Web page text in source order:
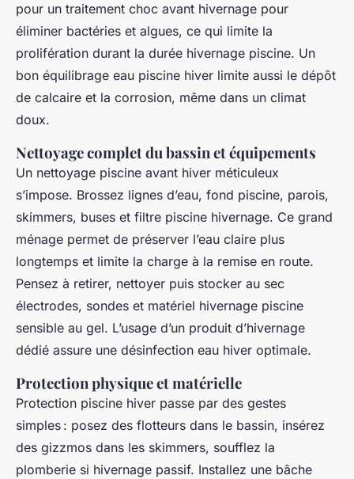
pour un traitement choc avant hivernage pour
éliminer bactéries et algues, ce qui limite la
prolifération durant la durée hivernage piscine. Un
bon équilibrage eau piscine hiver limite aussi le dépôt
de calcaire et la corrosion, même dans un climat
doux.
Nettoyage complet du bassin et équipements
Un nettoyage piscine avant hiver méticuleux
s’impose. Brossez lignes d’eau, fond piscine, parois,
skimmers, buses et filtre piscine hivernage. Ce grand
ménage permet de préserver l’eau claire plus
longtemps et limite la charge à la remise en route.
Pensez à retirer, nettoyer puis stocker au sec
électrodes, sondes et matériel hivernage piscine
sensible au gel. L’usage d’un produit d’hivernage
dédié assure une désinfection eau hiver optimale.
Protection physique et matérielle
Protection piscine hiver passe par des gestes
simples : posez des flotteurs dans le bassin, insérez
des gizzmos dans les skimmers, soufflez la
plomberie si hivernage passif. Installez une bâche